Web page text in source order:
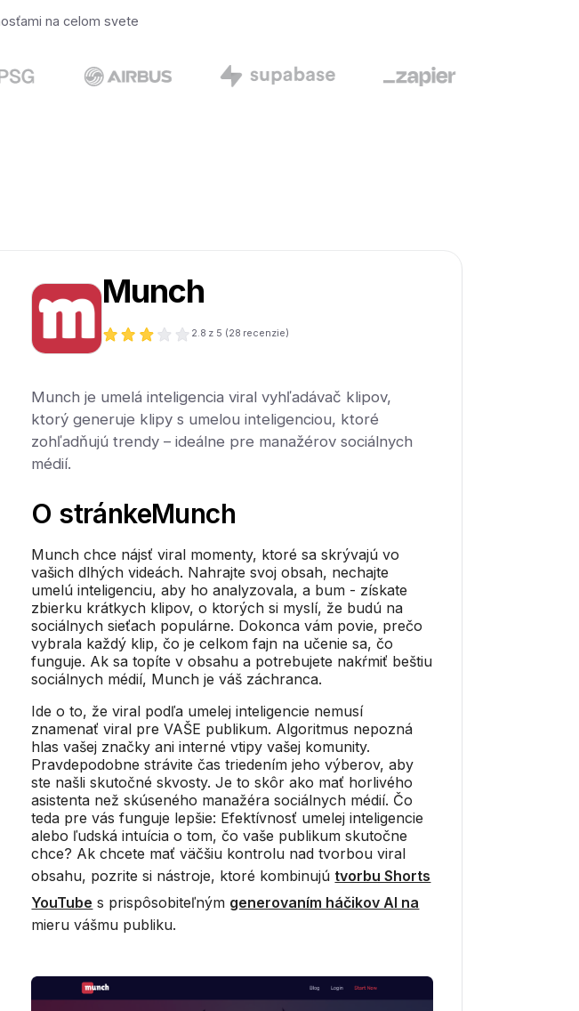
na celom svete
Munch
2.8 z 5 (28 recenzie)
Munch je umelá inteligencia viral vyhľadávač klipov,
ktorý generuje klipy s umelou inteligenciou, ktoré
zohľadňujú trendy – ideálne pre manažérov sociálnych
médií.
O stránkeMunch
Munch chce nájsť viral momenty, ktoré sa skrývajú vo
vašich dlhých videách. Nahrajte svoj obsah, nechajte
umelú inteligenciu, aby ho analyzovala, a bum - získate
zbierku krátkych klipov, o ktorých si myslí, že budú na
sociálnych sieťach populárne. Dokonca vám povie, prečo
vybrala každý klip, čo je celkom fajn na učenie sa, čo
funguje. Ak sa topíte v obsahu a potrebujete nakŕmiť beštiu
sociálnych médií, Munch je váš záchranca.
Ide o to, že viral podľa umelej inteligencie nemusí
znamenať viral pre VAŠE publikum. Algoritmus nepozná
hlas vašej značky ani interné vtipy vašej komunity.
Pravdepodobne strávite čas triedením jeho výberov, aby
ste našli skutočné skvosty. Je to skôr ako mať horlivého
asistenta než skúseného manažéra sociálnych médií. Čo
teda pre vás funguje lepšie: Efektívnosť umelej inteligencie
alebo ľudská intuícia o tom, čo vaše publikum skutočne
chce? Ak chcete mať väčšiu kontrolu nad tvorbou viral
obsahu, pozrite si nástroje, ktoré kombinujú tvorbu Shorts
YouTube s prispôsobiteľným generovaním háčikov AI na
mieru vášmu publiku.